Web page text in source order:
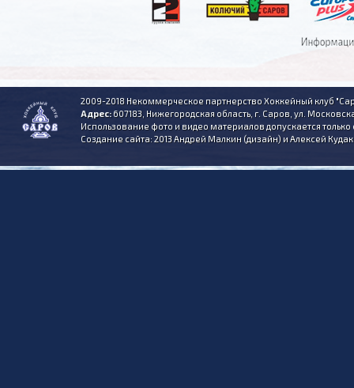
2009-2018 Некоммерческое партнерство Хоккейный клуб
Адрес:607183, Нижегородская область, г. Саров, ул.
Использование фото и видео материалов допускается
Создание сайта: 2013 Андрей Малкин (дизайн) и Алексей